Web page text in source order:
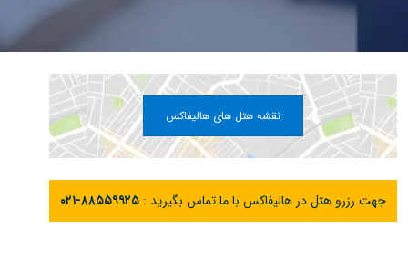
نقشه هتل های هالیفاکس
جهت رزرو هتل در هالیفاکس با ما تماس بگیرید : ۰۲۱-۸۸۵۵۹۹۲۵